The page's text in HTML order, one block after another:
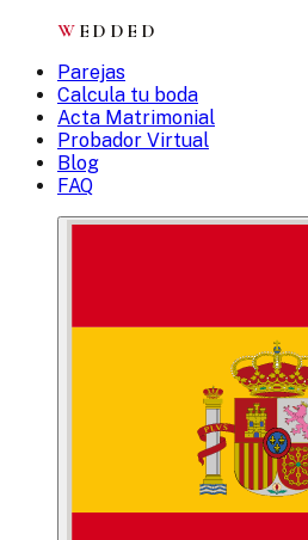
W EDDED
Parejas
Calcula tu boda
Acta Matrimonial
Probador Virtual
Blog
FAQ